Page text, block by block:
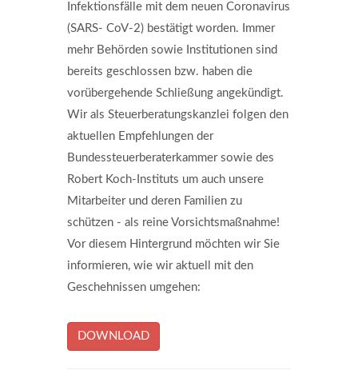
Infektionsfälle mit dem neuen Coronavirus
(SARS- CoV-2) bestätigt worden. Immer
mehr Behörden sowie Institutionen sind
bereits geschlossen bzw. haben die
vorübergehende Schließung angekündigt.
Wir als Steuerberatungskanzlei folgen den
aktuellen Empfehlungen der
Bundessteuerberaterkammer sowie des
Robert Koch-Instituts um auch unsere
Mitarbeiter und deren Familien zu
schützen - als reine Vorsichtsmaßnahme!
Vor diesem Hintergrund möchten wir Sie
informieren, wie wir aktuell mit den
Geschehnissen umgehen:
DOWNLOAD